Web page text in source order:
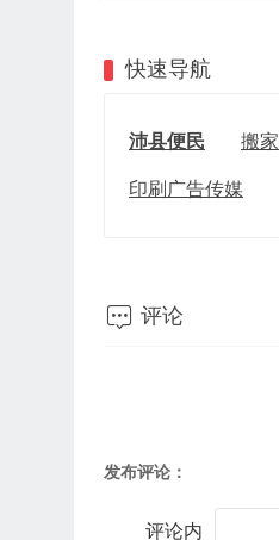
快速导航
沛县便民 搬
印刷广告传媒
 评论
发布评论：
评论内